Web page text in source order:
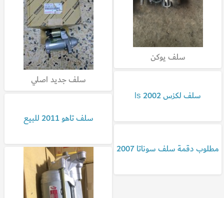
سلف يوكن
سلف لكزس 2002 ls
مطلوب دقمة سلف سوناتا 2007
سلف جديد اصلي
سلف تاهو 2011 للبيع